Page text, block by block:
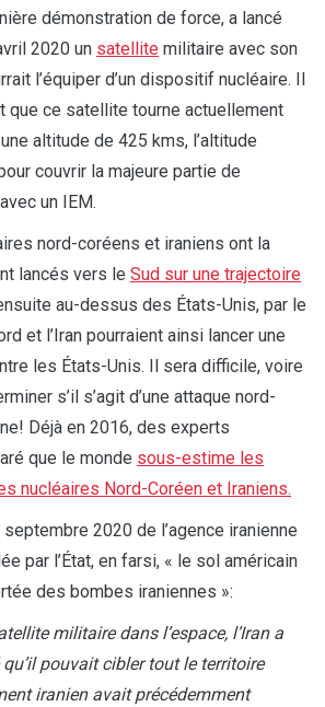
démonstration de force, a lancé
2020 un satellite militaire avec son
l’équiper d’un dispositif nucléaire. Il
que ce satellite tourne actuellement
altitude de 425 kms, l’altitude
couvrir la majeure partie de
un IEM.
nord-coréens et iraniens ont la
lancés vers le Sud sur une trajectoire
au-dessus des États-Unis, par le
et l’Iran pourraient ainsi lancer une
les États-Unis. Il sera difficile, voire
s’il s’agit d’une attaque nord-
Déjà en 2016, des experts
que le monde sous-estime les
nucléaires Nord-Coréen et Iraniens.
2020 de l’agence iranienne
par l’État, en farsi, « le sol américain
des bombes iraniennes »:
militaire dans l’espace, l’Iran a
pouvait cibler tout le territoire
iranien avait précédemment